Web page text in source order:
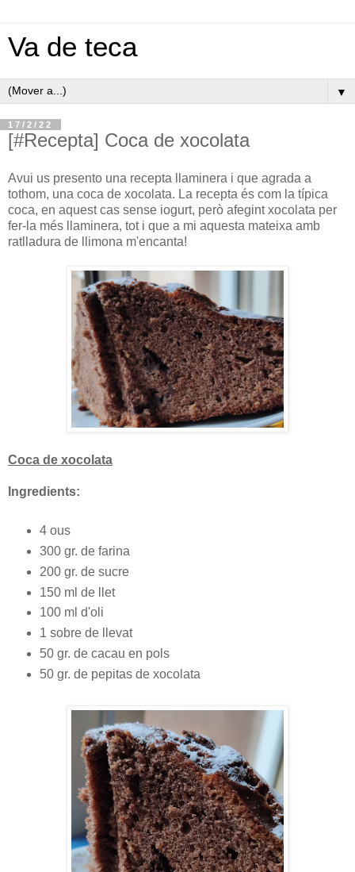
Va de teca
▼
17/2/22
[#Recepta] Coca de xocolata
Avui us presento una recepta llaminera i que agrada a
tothom, una coca de xocolata. La recepta és com la típica
coca, en aquest cas sense iogurt, però afegint xocolata per
fer-la més llaminera, tot i que a mi aquesta mateixa amb
ratlladura de llimona m'encanta!
Coca de xocolata
Ingredients:
4 ous
300 gr. de farina
200 gr. de sucre
150 ml de llet
100 ml d'oli
1 sobre de llevat
50 gr. de cacau en pols
50 gr. de pepitas de xocolata